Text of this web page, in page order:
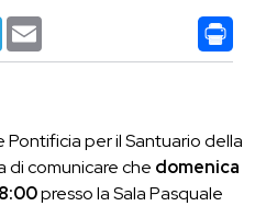
Telegram
Pontificia per il Santuario della
di comunicare che domenica
presso la Sala Pasquale